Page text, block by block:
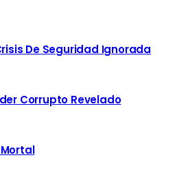
De Seguridad Ignorada
Corrupto Revelado